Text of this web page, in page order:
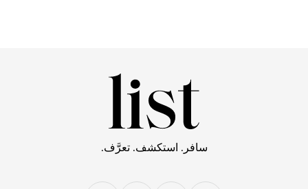
سافر. استكشف. تعرَّف.